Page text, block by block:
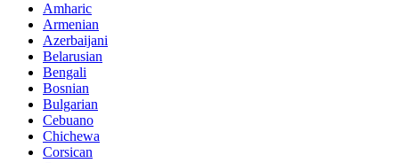
Amharic
Armenian
Azerbaijani
Belarusian
Bengali
Bosnian
Bulgarian
Cebuano
Chichewa
Corsican